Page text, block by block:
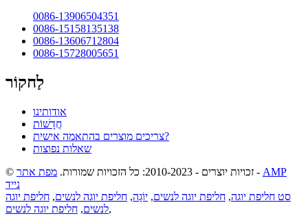
0086-13906504351
0086-15158135138
0086-13606712804
0086-15728005651
לַחקוֹר
אודותינו
חֲדָשׁוֹת
צריכים מוצרים בהתאמה אישית?
שאלות נפוצות
© זכויות יוצרים - 2010-2023: כל הזכויות שמורות.
מפת אתר - AMP
נייד
סט חליפת יוגה, חליפת יוגה לנשים, יוֹגָה, חליפת יוגה לנשים, חליפת יוגה
לנשים, חליפת יוגה לנשים ,